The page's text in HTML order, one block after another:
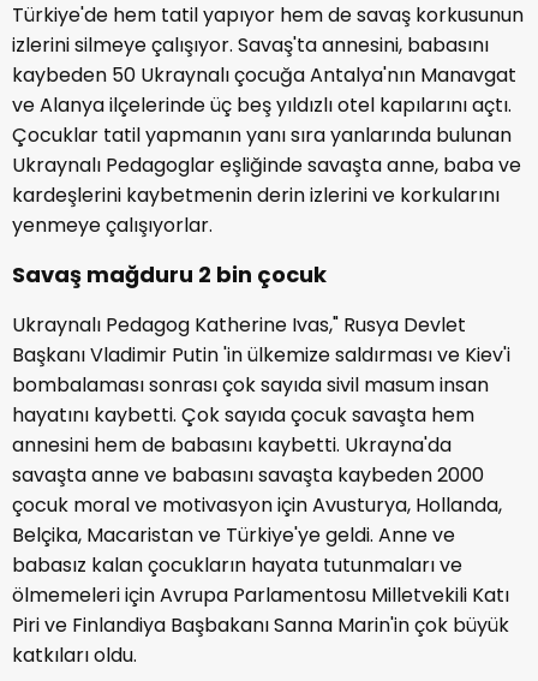
Türkiye'de hem tatil yapıyor hem de savaş korkusunun
izlerini silmeye çalışıyor. Savaş'ta annesini, babasını
kaybeden 50 Ukraynalı çocuğa Antalya'nın Manavgat
ve Alanya ilçelerinde üç beş yıldızlı otel kapılarını açtı.
Çocuklar tatil yapmanın yanı sıra yanlarında bulunan
Ukraynalı Pedagoglar eşliğinde savaşta anne, baba ve
kardeşlerini kaybetmenin derin izlerini ve korkularını
yenmeye çalışıyorlar.
Savaş mağduru 2 bin çocuk
Ukraynalı Pedagog Katherine Ivas," Rusya Devlet
Başkanı Vladimir Putin 'in ülkemize saldırması ve Kiev'i
bombalaması sonrası çok sayıda sivil masum insan
hayatını kaybetti. Çok sayıda çocuk savaşta hem
annesini hem de babasını kaybetti. Ukrayna'da
savaşta anne ve babasını savaşta kaybeden 2000
çocuk moral ve motivasyon için Avusturya, Hollanda,
Belçika, Macaristan ve Türkiye'ye geldi. Anne ve
babasız kalan çocukların hayata tutunmaları ve
ölmemeleri için Avrupa Parlamentosu Milletvekili Katı
Piri ve Finlandiya Başbakanı Sanna Marin'in çok büyük
katkıları oldu.